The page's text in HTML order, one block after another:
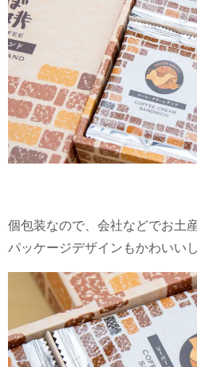
個包装なので、会社などでお土
パッケージデザインもかわいいし